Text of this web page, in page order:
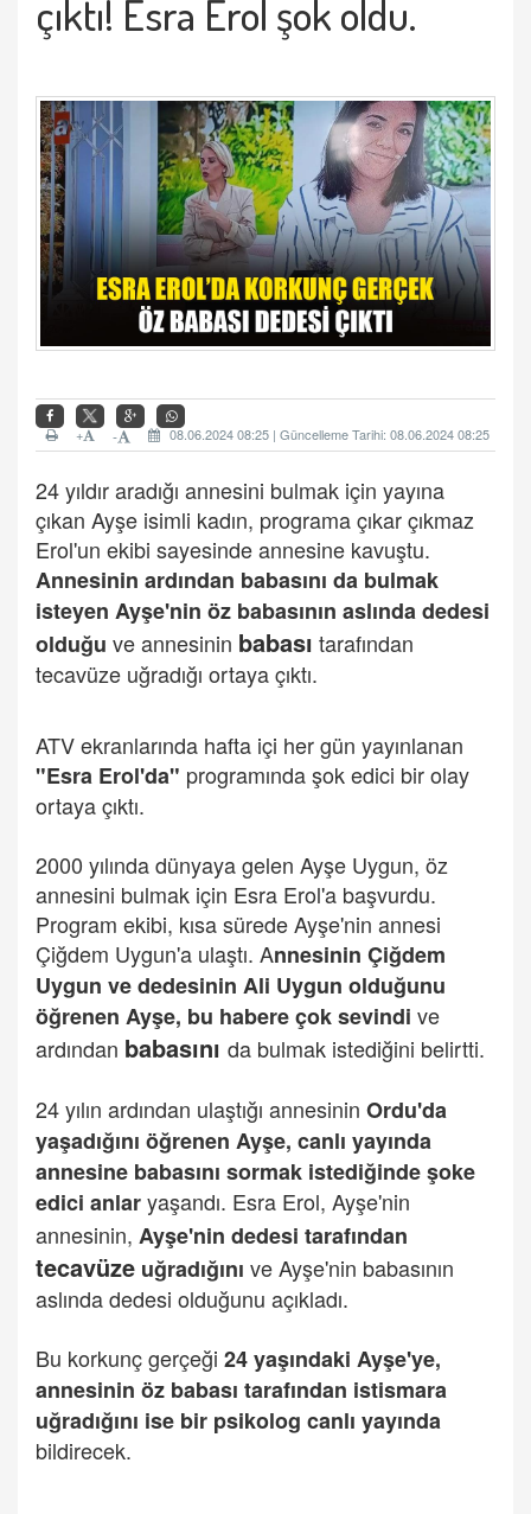
çıktı! Esra Erol şok oldu.
08.06.2024 08:25 | Güncelleme Tarihi: 08.06.2024 08:25
-
+
24 yıldır aradığı annesini bulmak için yayına
çıkan Ayşe isimli kadın, programa çıkar çıkmaz
Erol'un ekibi sayesinde annesine kavuştu.
Annesinin ardından babasını da bulmak
isteyen Ayşe'nin öz babasının aslında dedesi
olduğu ve annesinin babası tarafından
tecavüze uğradığı ortaya çıktı.
ATV ekranlarında hafta içi her gün yayınlanan
"Esra Erol'da" programında şok edici bir olay
ortaya çıktı.
2000 yılında dünyaya gelen Ayşe Uygun, öz
annesini bulmak için Esra Erol'a başvurdu.
Program ekibi, kısa sürede Ayşe'nin annesi
Çiğdem Uygun'a ulaştı. Annesinin Çiğdem
Uygun ve dedesinin Ali Uygun olduğunu
öğrenen Ayşe, bu habere çok sevindi ve
ardından babasını da bulmak istediğini belirtti.
24 yılın ardından ulaştığı annesinin Ordu'da
yaşadığını öğrenen Ayşe, canlı yayında
annesine babasını sormak istediğinde şoke
edici anlaryaşandı. Esra Erol, Ayşe'nin
annesinin, Ayşe'nin dedesi tarafından
tecavüze uğradığını ve Ayşe'nin babasının
aslında dedesi olduğunu açıkladı.
Bu korkunç gerçeği 24 yaşındaki Ayşe'ye,
annesinin öz babası tarafından istismara
uğradığını ise bir psikolog canlı yayında
bildirecek.